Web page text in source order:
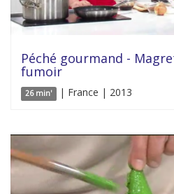
Péché gourmand -
fumoir
26 min' | France | 2013